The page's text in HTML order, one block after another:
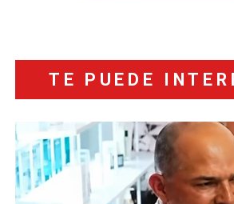
TE PUEDE